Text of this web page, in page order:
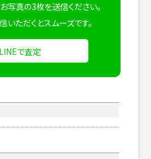
写真の3枚を送信ください。
ただくとスムーズです。
LINEで査定